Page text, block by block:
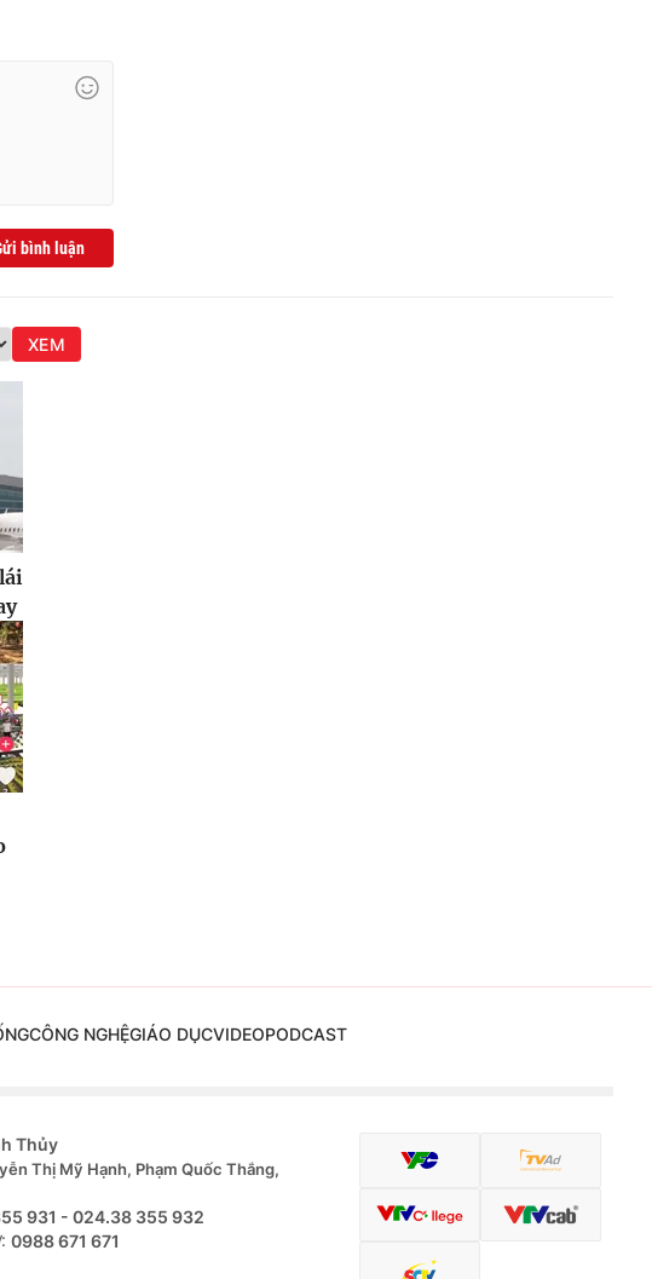
bình luận
XEM
CÔNG NGHỆGIÁO DỤCVIDEOPODCAST
Thủy
Thị Mỹ Hạnh, Phạm Quốc Thắng,
931 - 024.38 355 932
0988 671 671